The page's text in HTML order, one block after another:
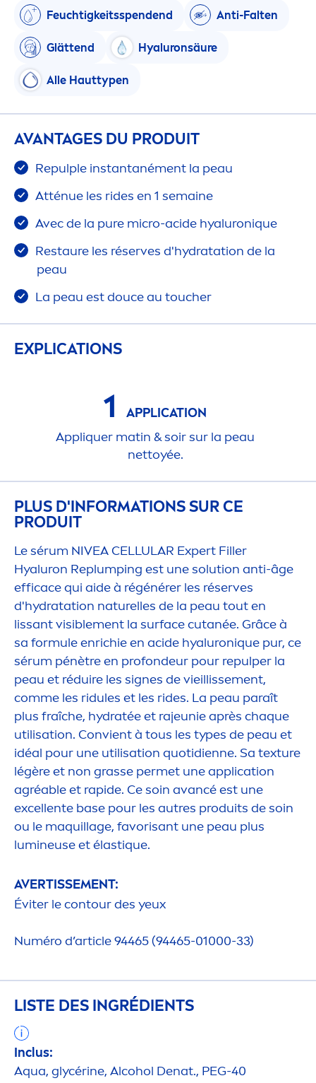
Feuchtigkeitsspendend Anti-Falten
Glättend Hyaluronsäure
Alle Hauttypen
AVANTAGES DU PRODUIT
Repulple instantanément la peau
Atténue les rides en 1 semaine
Avec de la pure micro-acide hyaluronique
Restaure les réserves d'hydratation de la
peau
La peau est douce au toucher
EXPLICATIONS
1
APPLICATION
Appliquer matin & soir sur la peau
nettoyée.
PLUS D'INFORMATIONS SUR CE
PRODUIT
Le sérum NIVEA CELLULAR Expert Filler
Hyaluron Replumping est une solution anti-âge
efficace qui aide à régénérer les réserves
d'hydratation naturelles de la peau tout en
lissant visiblement la surface cutanée. Grâce à
sa formule enrichie en acide hyaluronique pur, ce
sérum pénètre en profondeur pour repulper la
peau et réduire les signes de vieillissement,
comme les ridules et les rides. La peau paraît
plus fraîche, hydratée et rajeunie après chaque
utilisation. Convient à tous les types de peau et
idéal pour une utilisation quotidienne. Sa texture
légère et non grasse permet une application
agréable et rapide. Ce soin avancé est une
excellente base pour les autres produits de soin
ou le maquillage, favorisant une peau plus
lumineuse et élastique.
AVERTISSEMENT:
Éviter le contour des yeux
Numéro d’article 94465 (94465-01000-33)
LISTE DES INGRÉDIENTS
Inclus:
Aqua, glycérine, Alcohol Denat., PEG-40